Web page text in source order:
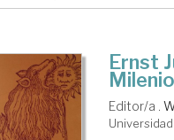
Ernst
Milenio
Editor/a .